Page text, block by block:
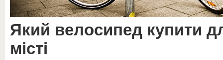
Який велосипед купити
місті